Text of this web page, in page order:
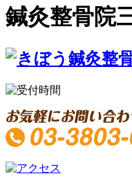
鍼灸整骨院